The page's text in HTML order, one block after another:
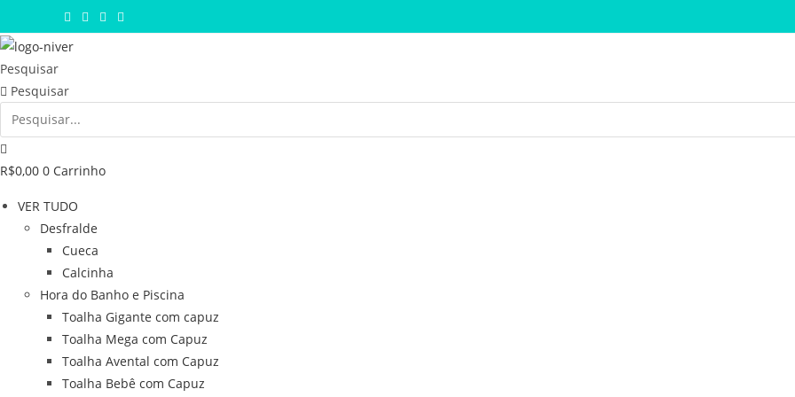
para
o
conteúdo
Pesquisar
Pesquisar
R$0,00 0 Carrinho
VER TUDO
Desfralde
Cueca
Calcinha
Hora do Banho e Piscina
Toalha Gigante com capuz
Toalha Mega com Capuz
Toalha Avental com Capuz
Toalha Bebê com Capuz